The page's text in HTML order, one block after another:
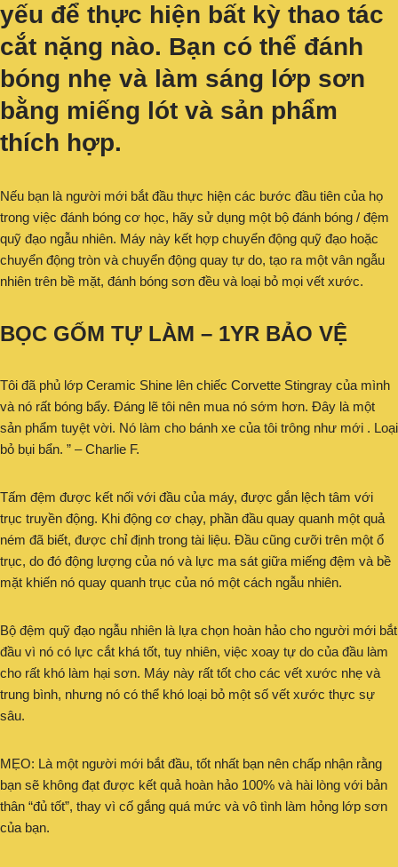
yếu để thực hiện bất kỳ thao tác
cắt nặng nào. Bạn có thể đánh
bóng nhẹ và làm sáng lớp sơn
bằng miếng lót và sản phẩm
thích hợp.
Nếu bạn là người mới bắt đầu thực hiện các bước đầu tiên của họ
trong việc đánh bóng cơ học, hãy sử dụng một bộ đánh bóng / đệm
quỹ đạo ngẫu nhiên. Máy này kết hợp chuyển động quỹ đạo hoặc
chuyển động tròn và chuyển động quay tự do, tạo ra một vân ngẫu
nhiên trên bề mặt, đánh bóng sơn đều và loại bỏ mọi vết xước.
BỌC GỐM TỰ LÀM – 1YR BẢO VỆ
Tôi đã phủ lớp Ceramic Shine lên chiếc Corvette Stingray của mình
và nó rất bóng bẩy. Đáng lẽ tôi nên mua nó sớm hơn. Đây là một
sản phẩm tuyệt vời. Nó làm cho bánh xe của tôi trông như mới . Loại
bỏ bụi bẩn. ” – Charlie F.
Tấm đệm được kết nối với đầu của máy, được gắn lệch tâm với
trục truyền động. Khi động cơ chạy, phần đầu quay quanh một quả
ném đã biết, được chỉ định trong tài liệu. Đầu cũng cưỡi trên một ổ
trục, do đó động lượng của nó và lực ma sát giữa miếng đệm và bề
mặt khiến nó quay quanh trục của nó một cách ngẫu nhiên.
Bộ đệm quỹ đạo ngẫu nhiên là lựa chọn hoàn hảo cho người mới bắt
đầu vì nó có lực cắt khá tốt, tuy nhiên, việc xoay tự do của đầu làm
cho rất khó làm hại sơn. Máy này rất tốt cho các vết xước nhẹ và
trung bình, nhưng nó có thể khó loại bỏ một số vết xước thực sự
sâu.
MẸO: Là một người mới bắt đầu, tốt nhất bạn nên chấp nhận rằng
bạn sẽ không đạt được kết quả hoàn hảo 100% và hài lòng với bản
thân “đủ tốt”, thay vì cố gắng quá mức và vô tình làm hỏng lớp sơn
của bạn.